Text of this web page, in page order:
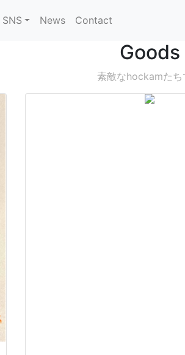
SNS News Contact
Goods
素敵なhockamたち